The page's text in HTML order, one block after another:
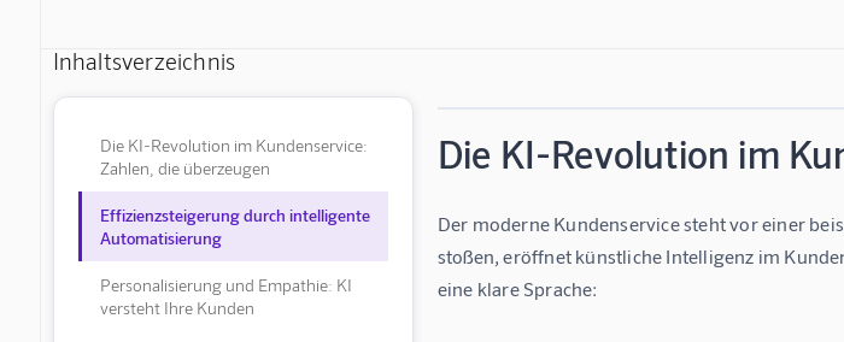
Inhaltsverzeichnis
Die KI-Revolution im Kundenservice:
Zahlen, die überzeugen
Effizienzsteigerung durch intelligente
Automatisierung
Personalisierung und Empathie: KI
versteht Ihre Kunden
Die KI-Revolution im
Der moderne Kundenservice steht vor einer
stoßen, eröffnet künstliche Intelligenz im
eine klare Sprache: